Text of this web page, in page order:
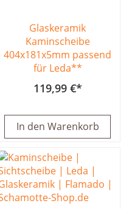
Glaskeramik
Kaminscheibe
404x181x5mm passend
für Leda**
119,99 €
In den Warenkorb